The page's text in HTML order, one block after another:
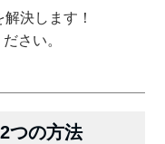
決します！
さい。
つの方法